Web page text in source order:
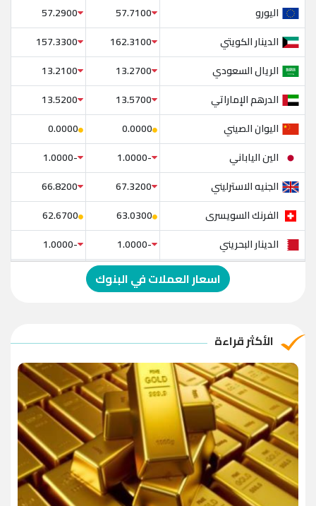
اليورو
57.7100
57.2900
الدينار الكويتي
162.3100
157.3300
الريال السعودي
13.2700
13.2100
الدرهم الإماراتي
13.5700
13.5200
اليوان الصيني
0.0000
0.0000
الين الياباني
-1.0000
-1.0000
الجنيه الاسترليني
67.3200
66.8200
الفرنك السويسرى
63.0300
62.6700
الدينار البحريني
-1.0000
-1.0000
الدولار الإسترالي
-1.0000
الريال القطري
الدينار الأردني
-1.0000
-1.0000
اسعار العملات في البنوك
الأكثر قراءة